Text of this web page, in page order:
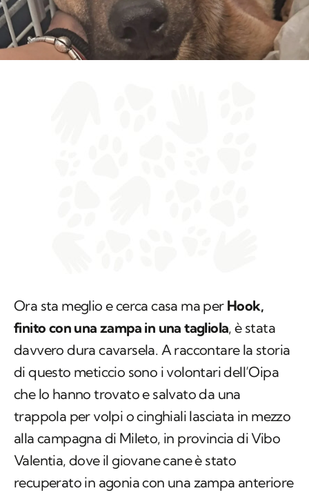
Ora sta meglio e cerca casa ma per Hook,
finito con una zampa in una tagliola, è stata
davvero dura cavarsela. A raccontare la storia
di questo meticcio sono i volontari dell’Oipa
che lo hanno trovato e salvato da una
trappola per volpi o cinghiali lasciata in mezzo
alla campagna di Mileto, in provincia di Vibo
Valentia, dove il giovane cane è stato
recuperato in agonia con una zampa anteriore